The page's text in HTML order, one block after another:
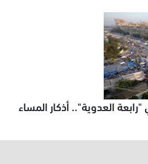
العدوية".. أذكار المساء